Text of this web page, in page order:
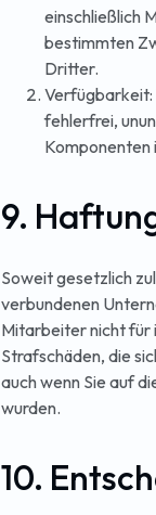
einschließlich
bestimmten
Dritter.
Verfügbarkeit:
fehlerfrei,
Komponenten
9.
Soweit gesetzlich
verbundenen
Mitarbeiter nicht für
Strafschäden, die
auch wenn Sie auf
wurden.
10.